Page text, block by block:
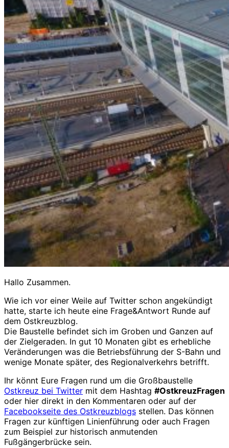
Hallo Zusammen.
Wie ich vor einer Weile auf Twitter schon angekündigt
hatte, starte ich heute eine Frage&Antwort Runde auf
dem Ostkreuzblog.
Die Baustelle befindet sich im Groben und Ganzen auf
der Zielgeraden. In gut 10 Monaten gibt es erhebliche
Veränderungen was die Betriebsführung der S-Bahn und
wenige Monate später, des Regionalverkehrs betrifft.
Ihr könnt Eure Fragen rund um die Großbaustelle
Ostkreuz bei Twitter mit dem Hashtag #OstkreuzFragen
oder hier direkt in den Kommentaren oder auf der
Facebookseite des Ostkreuzblogs stellen. Das können
Fragen zur künftigen Linienführung oder auch Fragen
zum Beispiel zur historisch anmutenden
Fußgängerbrücke sein.